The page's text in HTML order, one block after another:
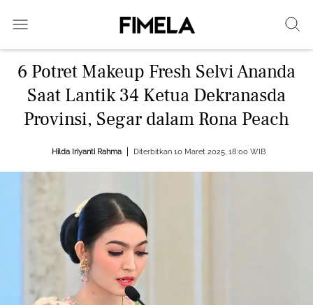
6 Potret Makeup Fresh Selvi Ananda
Saat Lantik 34 Ketua Dekranasda
Provinsi, Segar dalam Rona Peach
Hilda Iriyanti Rahma Diterbitkan 10 Maret 2025, 18:00 WIB